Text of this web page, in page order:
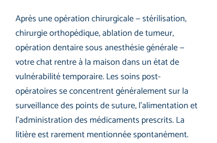
Après une opération chirurgicale — stérilisation,
chirurgie orthopédique, ablation de tumeur,
opération dentaire sous anesthésie générale —
votre chat rentre à la maison dans un état de
vulnérabilité temporaire. Les soins post-
opératoires se concentrent généralement sur la
surveillance des points de suture, l’alimentation et
l’administration des médicaments prescrits. La
litière est rarement mentionnée spontanément.